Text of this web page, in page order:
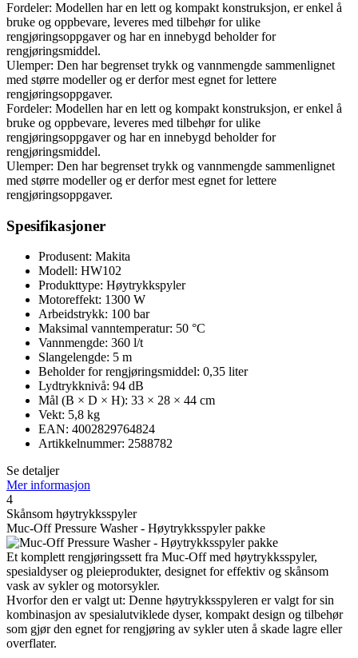
Fordeler: Modellen har en lett og kompakt konstruksjon, er enkel å
bruke og oppbevare, leveres med tilbehør for ulike
rengjøringsoppgaver og har en innebygd beholder for
rengjøringsmiddel.
Ulemper: Den har begrenset trykk og vannmengde sammenlignet
med større modeller og er derfor mest egnet for lettere
rengjøringsoppgaver.
Fordeler: Modellen har en lett og kompakt konstruksjon, er enkel å
bruke og oppbevare, leveres med tilbehør for ulike
rengjøringsoppgaver og har en innebygd beholder for
rengjøringsmiddel.
Ulemper: Den har begrenset trykk og vannmengde sammenlignet
med større modeller og er derfor mest egnet for lettere
rengjøringsoppgaver.
Spesifikasjoner
Produsent: Makita
Modell: HW102
Produkttype: Høytrykkspyler
Motoreffekt: 1300 W
Arbeidstrykk: 100 bar
Maksimal vanntemperatur: 50 °C
Vannmengde: 360 l/t
Slangelengde: 5 m
Beholder for rengjøringsmiddel: 0,35 liter
Lydtrykknivå: 94 dB
Mål (B × D × H): 33 × 28 × 44 cm
Vekt: 5,8 kg
EAN: 4002829764824
Artikkelnummer: 2588782
Se detaljer
Mer informasjon
4
Skånsom høytrykksspyler
Muc-Off Pressure Washer - Høytrykksspyler pakke
Et komplett rengjøringssett fra Muc-Off med høytrykksspyler,
spesialdyser og pleieprodukter, designet for effektiv og skånsom
vask av sykler og motorsykler.
Hvorfor den er valgt ut: Denne høytrykksspyleren er valgt for sin
kombinasjon av spesialutviklede dyser, kompakt design og tilbehør
som gjør den egnet for rengjøring av sykler uten å skade lagre eller
overflater.